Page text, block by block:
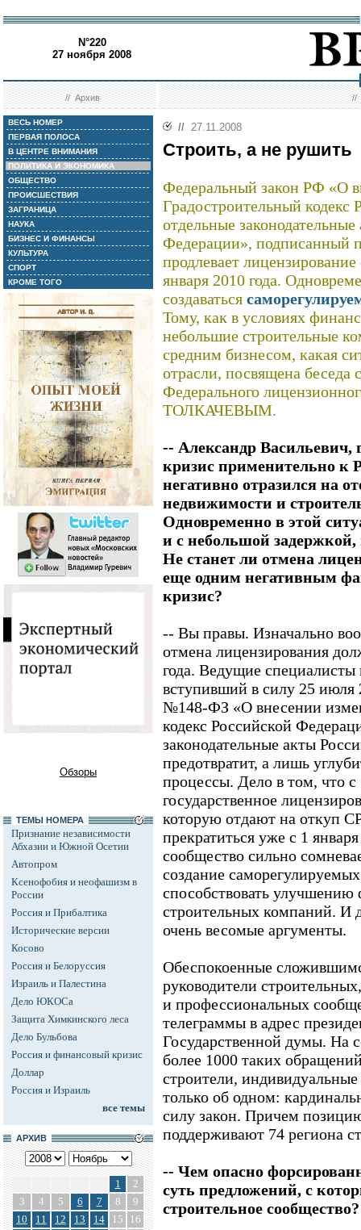
N°220
27 ноября 2008
//Архив //
ВЕСЬ НОМЕР
ПЕРВАЯ ПОЛОСА
В ЦЕНТРЕ ВНИМАНИЯ
ПОЛИТИКА И ЭКОНОМИКА
ОБЩЕСТВО
ПРОИСШЕСТВИЯ
ЗАГРАНИЦА
НАУКА
БИЗНЕС И ФИНАНСЫ
КУЛЬТУРА
СПОРТ
КРОМЕ ТОГО
Обзоры
ТЕМЫ НОМЕРА
Признание независимости
Абхазии и Южной Осетии
Автопром
Ксенофобия и неофашизм в
России
Россия и Прибалтика
Исторические версии
Косово
Россия и Белоруссия
Израиль и Палестина
Дело ЮКОСа
Защита Химкинского леса
Дело Бульбова
Россия и финансовый кризис
Доллар
Россия и Израиль
все темы
АРХИВ
1
2
3
4 5 6 7 8
9
10
11 12 13 14 15
16
// 27.11.2008
Строить, а не рушить
Федеральный закон РФ «О
Градостроительный кодекс
отдельные
Федерации», подписанный
продлевает
января 2010 года.
создаваться
Тому, как в условиях
небольшие строительные
средним бизнесом, какая
отрасли, посвящена беседа
Федерального
ТОЛКАЧЕВЫМ.
-- Александр
кризис применительно к
негативно отразился на
недвижимости и
Одновременно в этой
и с небольшой
Не станет ли отмена
еще одним негативным
кризис?
-- Вы правы. Изначально
отмена лицензирования
года. Ведущие специалисты
вступивший в силу 25 июля
№148-ФЗ «О внесении
кодекс Российской
законодательные акты
предотвратит, а лишь
процессы. Дело в том, что с
государственное
которую отдают на откуп
прекратиться уже с 1
сообщество сильно
создание
способствовать
строительных компаний. И
очень весомые аргументы.
Обеспокоенные
руководители
и профессиональных
телеграммы в адрес
Государственной думы. На
более 1000 таких
строители,
только об одном:
силу закон. Причем
поддерживают 74 региона
-- Чем опасно
суть предложений, с
строительное сообщество?